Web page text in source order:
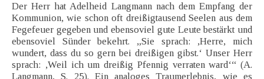
Der Herr hat Adelheid Langmann nach dem Empfang der
Kommunion, wie schon oft dreißigtausend Seelen aus dem
Fegefeuer gegeben und ebensoviel gute Leute bestärkt und
ebensoviel Sünder bekehrt. „Sie sprach: ,Herre, mich
wundert, dass du so gern bei dreißigen gibst.‘ Unser Herr
sprach: ,Weil ich um dreißig Pfennig verraten ward‘“ (A.
Langmann, S. 25). Ein analoges Traumerlebnis, wie es